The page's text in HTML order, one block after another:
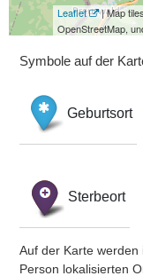
Leaflet
| Map
OpenStreetMap,
Symbole auf der
Geburtsort
Sterbeort
Auf der Karte
Person lokalisierten